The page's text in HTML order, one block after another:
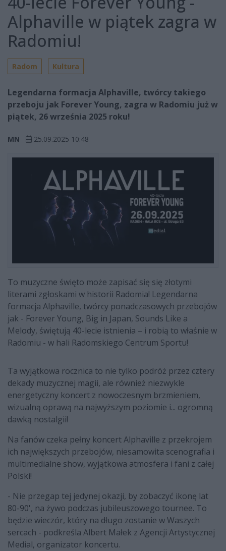
Alphaville w piątek zagra w
Radomiu!
Radom Kultura
Legendarna formacja Alphaville, twórcy takiego
przeboju jak Forever Young, zagra w Radomiu już w
piątek, 26 września 2025 roku!
MN 25.09.2025 10:48
To muzyczne święto może zapisać się się złotymi
literami zgłoskami w historii Radomia! Legendarna
formacja Alphaville, twórcy ponadczasowych przebojów
jak - Forever Young, Big in Japan, Sounds Like a
Melody, świętują 40-lecie istnienia – i robią to właśnie w
Radomiu - w hali Radomskiego Centrum Sportu!
Ta wyjątkowa rocznica to nie tylko podróż przez cztery
dekady muzycznej magii, ale również niezwykle
energetyczny koncert z nowoczesnym brzmieniem,
wizualną oprawą na najwyższym poziomie i... ogromną
dawką nostalgii!
Na fanów czeka pełny koncert Alphaville z przekrojem
ich największych przebojów, niesamowita scenografia i
multimedialne show, wyjątkowa atmosfera i fani z całej
Polski!
- Nie przegap tej jedynej okazji, by zobaczyć ikonę lat
80-90', na żywo podczas jubileuszowego tournee. To
będzie wieczór, który na długo zostanie w Waszych
sercach - podkreśla Albert Małek z Agencji Artystycznej
Medial, organizator koncertu.